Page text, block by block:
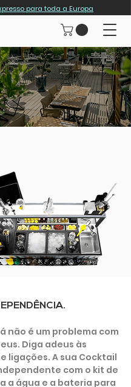
para toda a Europa
não é um problema com
Diga adeus às
ligações. A sua Cocktail
com o kit de
a água e a bateria para